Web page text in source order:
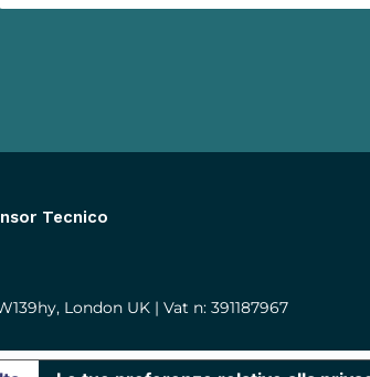
Tecnico
London UK | Vat n: 391187967